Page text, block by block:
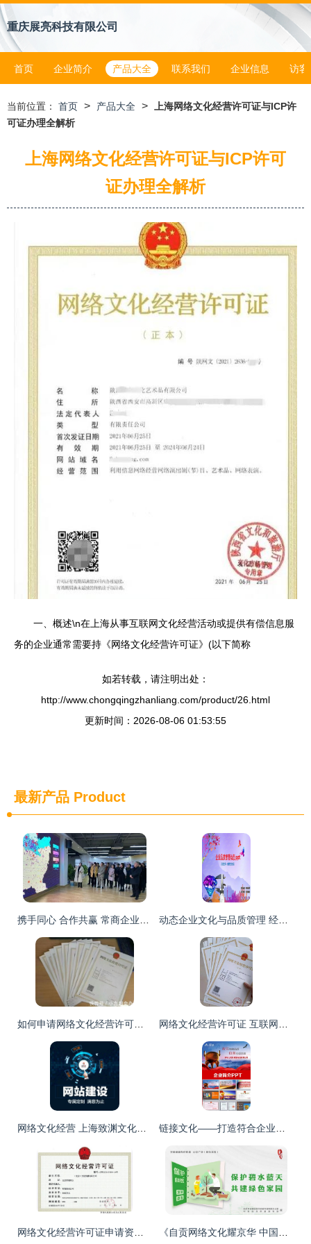
重庆展亮科技有限公司
首页 企业简介 产品大全 联系我们 企业信息 访客
当前位置： 首页 > 产品大全 >
上海网络文化经营许可证与ICP许
可证办理全解析
上海网络文化经营许可证与ICP许可
证办理全解析
一、概述\n在上海从事互联网文化经营活动或提供有偿信息服
务的企业通常需要持《网络文化经营许可证》(以下简称
如若转载，请注明出处：
http://www.chongqingzhanliang.com/product/26.html
更新时间：2026-08-06 01:53:55
最新产品 Product